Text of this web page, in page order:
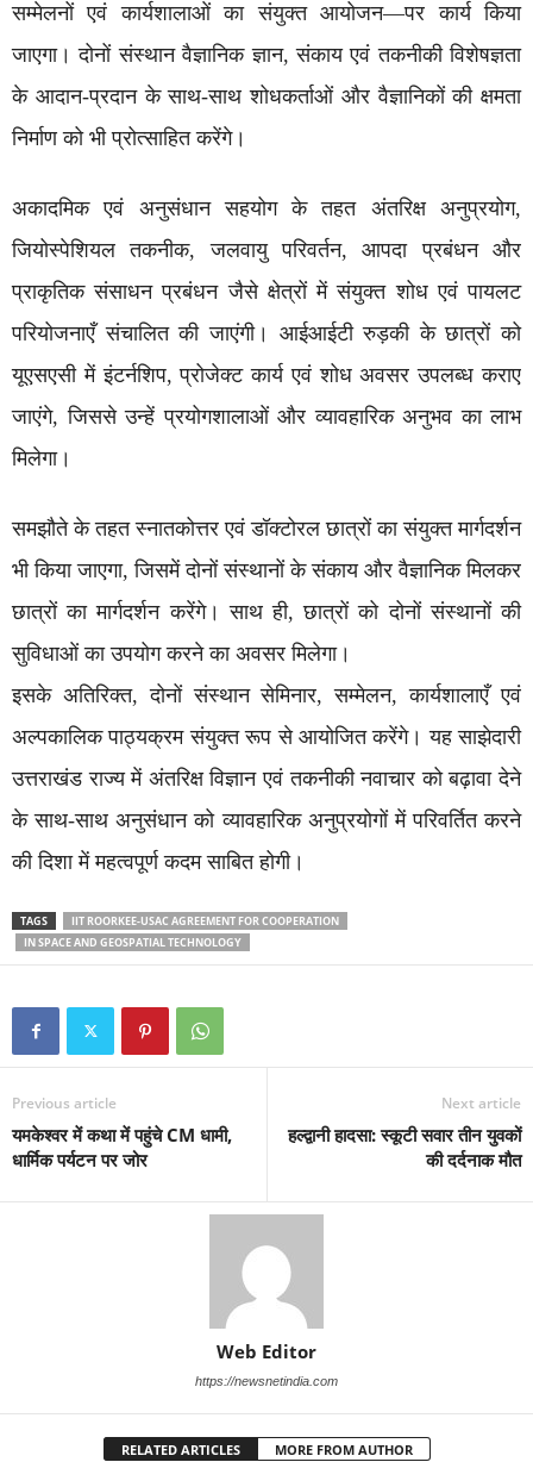
सम्मेलनों एवं कार्यशालाओं का संयुक्त आयोजन—पर कार्य किया
जाएगा। दोनों संस्थान वैज्ञानिक ज्ञान, संकाय एवं तकनीकी विशेषज्ञता
के आदान-प्रदान के साथ-साथ शोधकर्ताओं और वैज्ञानिकों की क्षमता
निर्माण को भी प्रोत्साहित करेंगे।
अकादमिक एवं अनुसंधान सहयोग के तहत अंतरिक्ष अनुप्रयोग,
जियोस्पेशियल तकनीक, जलवायु परिवर्तन, आपदा प्रबंधन और
प्राकृतिक संसाधन प्रबंधन जैसे क्षेत्रों में संयुक्त शोध एवं पायलट
परियोजनाएँ संचालित की जाएंगी। आईआईटी रुड़की के छात्रों को
यूएसएसी में इंटर्नशिप, प्रोजेक्ट कार्य एवं शोध अवसर उपलब्ध कराए
जाएंगे, जिससे उन्हें प्रयोगशालाओं और व्यावहारिक अनुभव का लाभ
मिलेगा।
समझौते के तहत स्नातकोत्तर एवं डॉक्टोरल छात्रों का संयुक्त मार्गदर्शन
भी किया जाएगा, जिसमें दोनों संस्थानों के संकाय और वैज्ञानिक मिलकर
छात्रों का मार्गदर्शन करेंगे। साथ ही, छात्रों को दोनों संस्थानों की
सुविधाओं का उपयोग करने का अवसर मिलेगा।
इसके अतिरिक्त, दोनों संस्थान सेमिनार, सम्मेलन, कार्यशालाएँ एवं
अल्पकालिक पाठ्यक्रम संयुक्त रूप से आयोजित करेंगे। यह साझेदारी
उत्तराखंड राज्य में अंतरिक्ष विज्ञान एवं तकनीकी नवाचार को बढ़ावा देने
के साथ-साथ अनुसंधान को व्यावहारिक अनुप्रयोगों में परिवर्तित करने
की दिशा में महत्वपूर्ण कदम साबित होगी।
TAGS
IIT ROORKEE-USAC AGREEMENT FOR COOPERATION
IN SPACE AND GEOSPATIAL TECHNOLOGY
Previous article
यमकेश्वर में कथा में पहुंचे CM धामी,
धार्मिक पर्यटन पर जोर
Next article
हल्द्वानी हादसा: स्कूटी सवार तीन युवकों
की दर्दनाक मौत
Web Editor
https://newsnetindia.com
RELATED ARTICLES MORE FROM AUTHOR